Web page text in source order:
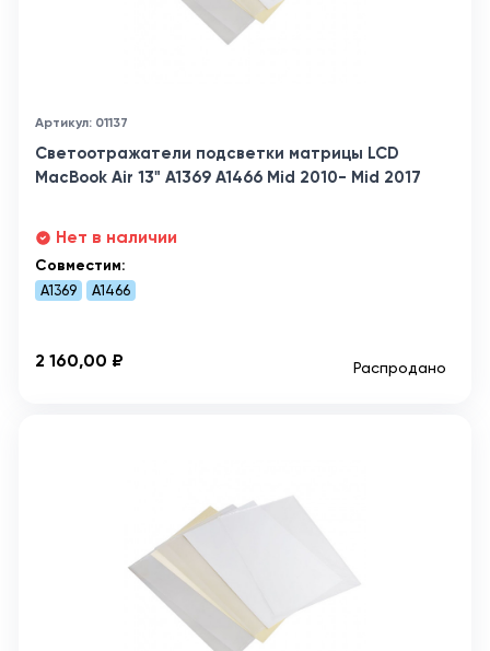
Артикул: 01137
Светоотражатели подсветки матрицы LCD
MacBook Air 13" A1369 A1466 Mid 2010- Mid 2017
Нет в наличии
Совместим:
A1369 A1466
2 160,00 ₽ Распродано